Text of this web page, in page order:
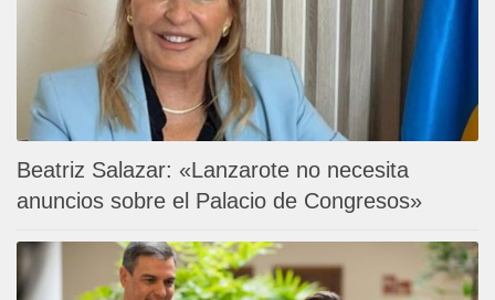
Beatriz Salazar: «Lanzarote no necesita
anuncios sobre el Palacio de Congresos»